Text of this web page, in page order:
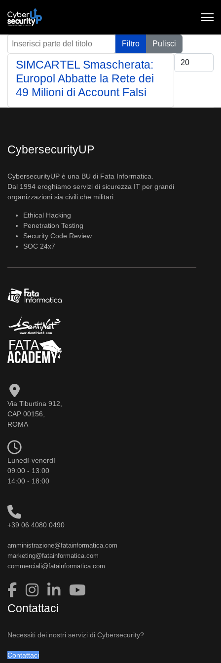
Inserisci parte del titolo Filtro
Pulisci
Visualizza #
SIMCARTEL Smascherata:
Europol Abbatte la Rete dei
49 Milioni di Account Falsi
CybersecurityUP
CybersecurityUP è una BU di Fata Informatica.
Dal 1994 eroghiamo servizi di sicurezza IT per grandi
organizzazioni sia civili che militari.
Ethical Hacking
Penetration Testing
Security Code Review
SOC 24x7
Via Tiburtina 912,
CAP 00156,
ROMA
Lunedì-venerdì
09:00 - 13:00
14:00 - 18:00
+39 06 4080 0490
amministrazione@fatainformatica.com
marketing@fatainformatica.com
commerciali@fatainformatica.com
Contattaci
Necessiti dei nostri servizi di Cybersecurity?
Contattaci